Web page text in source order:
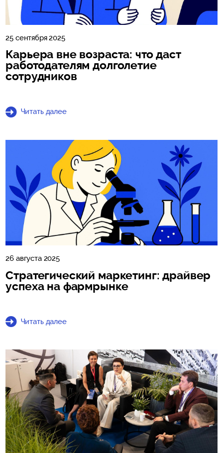
25 сентября 2025
Карьера вне возраста: что даст
работодателям долголетие
сотрудников
Читать далее
26 августа 2025
Стратегический маркетинг: драйвер
успеха на фармрынке
Читать далее